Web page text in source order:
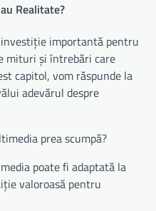
Realitate?
importantă pentru
mituri și întrebări care
capitol, vom răspunde la
adevărul despre
prea scumpă?
poate fi adaptată la
valoroasă pentru